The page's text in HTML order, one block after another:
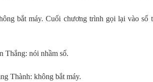
bắt máy. Cuối chương trình gọi lại vào số
Thắng: nói nhầm số.
Thành: không bắt máy.